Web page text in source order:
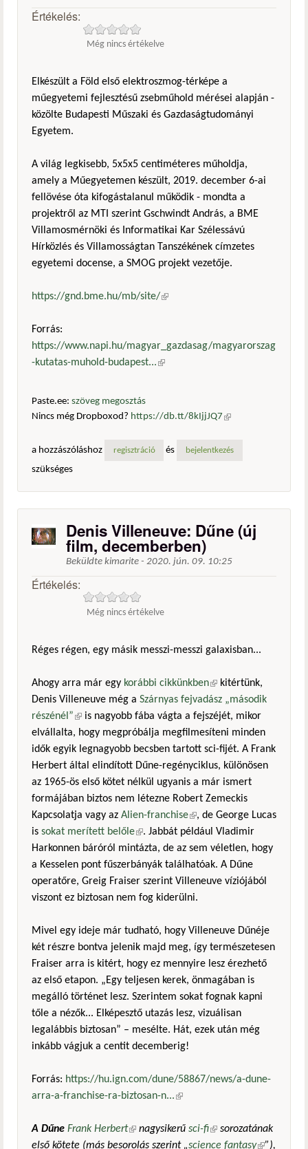
Értékelés:
Még nincs értékelve
Elkészült a Föld első elektroszmog-térképe a
műegyetemi fejlesztésű zsebműhold mérései alapján -
közölte Budapesti Műszaki és Gazdaságtudományi
Egyetem.
A világ legkisebb, 5x5x5 centiméteres műholdja,
amely a Műegyetemen készült, 2019. december 6-ai
fellövése óta kifogástalanul működik - mondta a
projektről az MTI szerint Gschwindt András, a BME
Villamosmérnöki és Informatikai Kar Szélessávú
Hírközlés és Villamosságtan Tanszékének címzetes
egyetemi docense, a SMOG projekt vezetője.
https://gnd.bme.hu/mb/site/(külső hivatkozás)
Forrás:
https://www.napi.hu/magyar_gazdasag/magyarorszag
-kutatas-muhold-budapest...(külső hivatkozás)
Paste.ee: szöveg megosztás
Nincs még Dropboxod? https://db.tt/8kIjjJQ7 (külső
a hozzászóláshoz
regisztráció és bejelentkezés
szükséges
Denis Villeneuve: Dűne (új
film, decemberben)
Beküldte kimarite - 2020. jún. 09. 10:25
Értékelés:
Még nincs értékelve
Réges régen, egy másik messzi-messzi galaxisban...
Ahogy arra már egy korábbi cikkünkben(külső hivatkozás)
kitértünk,
Denis Villeneuve még a Szárnyas fejvadász „második
részénél”(külső hivatkozás)
is nagyobb fába vágta a fejszéjét, mikor
elvállalta, hogy megpróbálja megfilmesíteni minden
idők egyik legnagyobb becsben tartott sci-fijét. A Frank
Herbert által elindított Dűne-regényciklus, különösen
az 1965-ös első kötet nélkül ugyanis a már ismert
formájában biztos nem létezne Robert Zemeckis
Kapcsolatja vagy az Alien-franchise(külső hivatkozás)
, de George Lucas
is sokat merített belőle(külső hivatkozás)
. Jabbát például Vladimir
Harkonnen báróról mintázta, de az sem véletlen, hogy
a Kesselen pont fűszerbányák találhatóak. A Dűne
operatőre, Greig Fraiser szerint Villeneuve víziójából
viszont ez biztosan nem fog kiderülni.
Mivel egy ideje már tudható, hogy Villeneuve Dűnéje
két részre bontva jelenik majd meg, így természetesen
Fraiser arra is kitért, hogy ez mennyire lesz érezhető
az első etapon. „Egy teljesen kerek, önmagában is
megálló történet lesz. Szerintem sokat fognak kapni
tőle a nézők... Elképesztő utazás lesz, vizuálisan
legalábbis biztosan” – mesélte. Hát, ezek után még
inkább vágjuk a centit decemberig!
Forrás: https://hu.ign.com/dune/58867/news/a-dune-
arra-a-franchise-ra-biztosan-n...(külső hivatkozás)
A Dűne Frank Herbert(külső hivatkozás)
nagysikerű sci-fi(külső hivatkozás)
sorozatának
első kötete (más besorolás szerint „science fantasy(külső
”),